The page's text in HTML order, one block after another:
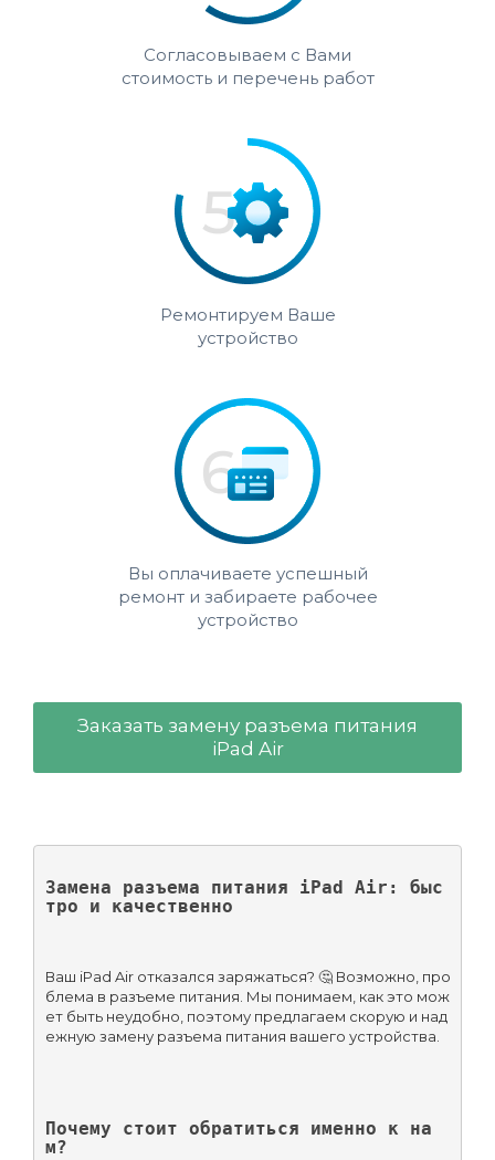
Согласовываем с Вами
стоимость и перечень работ
Ремонтируем Ваше
устройство
Вы оплачиваете успешный
ремонт и забираете рабочее
устройство
Заказать замену разъема питания
iPad Air
Замена разъема питания iPad Air: быс
тро и качественно
Ваш iPad Air отказался заряжаться? 🤔 Возможно, про
блема в разъеме питания. Мы понимаем, как это мож
ет быть неудобно, поэтому предлагаем скорую и над
ежную замену разъема питания вашего устройства.
Почему стоит обратиться именно к на
м?